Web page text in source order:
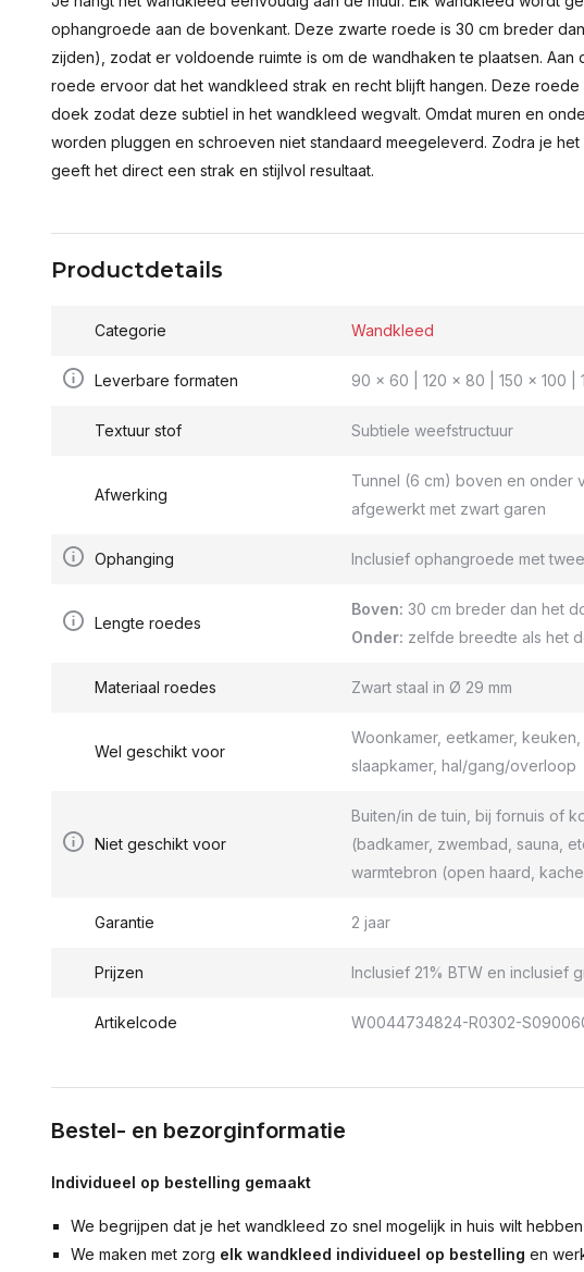
ophangroede aan de bovenkant. Deze zwarte roede is 30 cm breder
zijden), zodat er voldoende ruimte is om de wandhaken te plaatsen.
roede ervoor dat het wandkleed strak en recht blijft hangen. Deze
doek zodat deze subtiel in het wandkleed wegvalt. Omdat muren en
worden pluggen en schroeven niet standaard meegeleverd. Zodra je
geeft het direct een strak en stijlvol resultaat.
Productdetails
Categorie Wandkleed
Leverbare formaten 90 x 60 | 120 x 80 | 150 x 100 |
Textuur stof Subtiele weefstructuur
Afwerking
Tunnel (6 cm) boven en onder
afgewerkt met zwart garen
Ophanging Inclusief ophangroede met
Lengte roedes
Boven: 30 cm breder dan het
Onder: zelfde breedte als het
Materiaal roedes Zwart staal in Ø 29 mm
Wel geschikt voor
Woonkamer, eetkamer,
slaapkamer, hal/gang/overloop
Niet geschikt voor
Buiten/in de tuin, bij fornuis of
(badkamer, zwembad, sauna,
warmtebron (open haard,
Garantie 2 jaar
Prijzen Inclusief 21% BTW en inclusief
Artikelcode W0044734824-R0302-
Bestel- en bezorginformatie
Individueel op bestelling gemaakt
We begrijpen dat je het wandkleed zo snel mogelijk in huis wilt
We maken met zorg elk wandkleed individueel op bestelling en